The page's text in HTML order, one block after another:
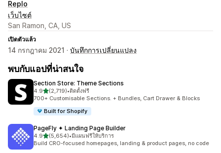
Replo
เว็บไซต์
San Ramon, CA, US
เปิดตัวแล้ว
14 กรกฎาคม 2021 · บันทึกการเปลี่ยนแปลง
พบกับแอปที่น่าสนใจ
Section Store: Theme Sections
4.9เต็ม 5 ดาว
(2,719)
ทั้งหมด 2719 รีวิว
•ติดตั้งฟรี
700+ Customisable Sections. + Bundles, Cart Drawer & Blocks
Built for Shopify
PageFly ✦ Landing Page Builder
4.9เต็ม 5 ดาว
(5,654)
ทั้งหมด 5654 รีวิว
•มีแผนฟรีให้บริการ
Build CRO-focused homepages, landing & product pages, no code